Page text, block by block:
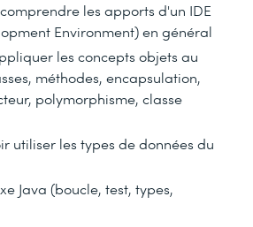
les apports d'un IDE
Environment) en général
les concepts objets au
méthodes, encapsulation,
polymorphisme, classe
utiliser les types de données du
Java (boucle, test, types,